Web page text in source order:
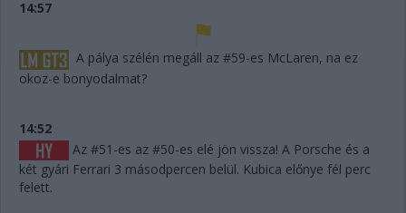
14:57
A pálya szélén megáll az #59-es McLaren, na ez
okoz-e bonyodalmat?
14:52
Az #51-es az #50-es elé jön vissza! A Porsche és a
két gyári Ferrari 3 másodpercen belül. Kubica előnye fél perc
felett.